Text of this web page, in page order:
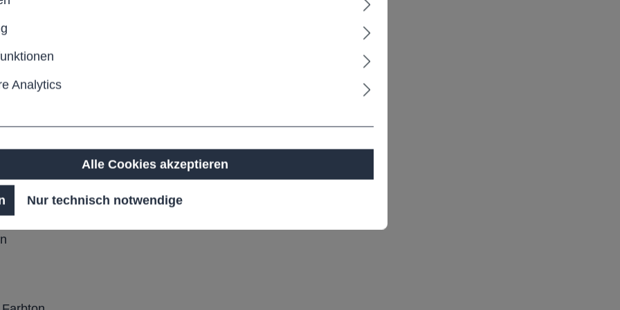
mit hochwertiger
mit klarer
Analytics
Alle Cookies akzeptieren
Nur technisch notwendige